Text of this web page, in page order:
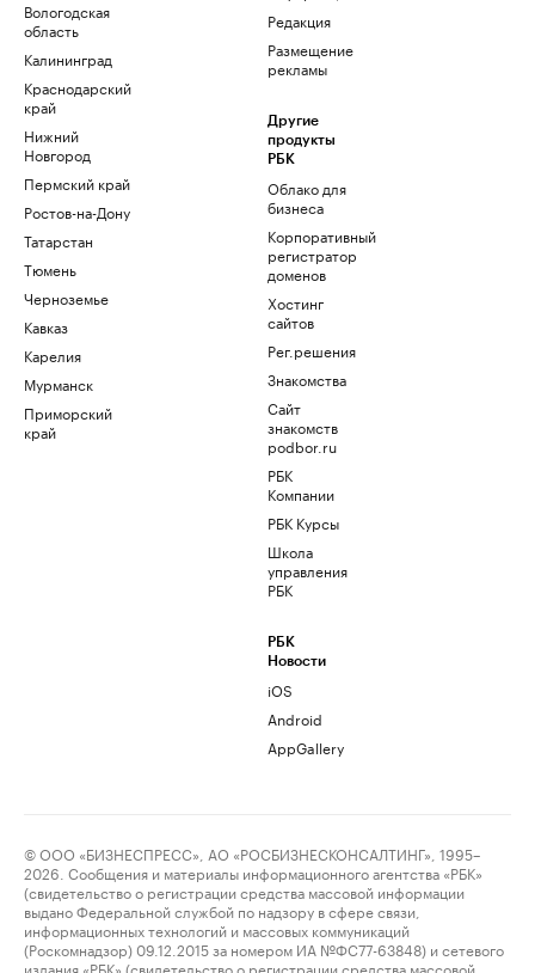
Вологодская
область
Калининград
Краснодарский
край
Нижний
Новгород
Пермский край
Ростов-на-Дону
Татарстан
Тюмень
Черноземье
Кавказ
Карелия
Мурманск
Приморский
край
Редакция
Размещение
рекламы
Другие
продукты
РБК
Облако для
бизнеса
Корпоративный
регистратор
доменов
Хостинг
сайтов
Рег.решения
Знакомства
Сайт
знакомств
podbor.ru
РБК
Компании
РБК Курсы
Школа
управления
РБК
РБК
Новости
iOS
Android
AppGallery
© ООО «БИЗНЕСПРЕСС», АО «РОСБИЗНЕСКОНСАЛТИНГ», 1995–
2026. Сообщения и материалы информационного агентства «РБК»
(свидетельство о регистрации средства массовой информации
выдано Федеральной службой по надзору в сфере связи,
информационных технологий и массовых коммуникаций
(Роскомнадзор) 09.12.2015 за номером ИА №ФС77-63848) и сетевого
издания «РБК» (свидетельство о регистрации средства массовой